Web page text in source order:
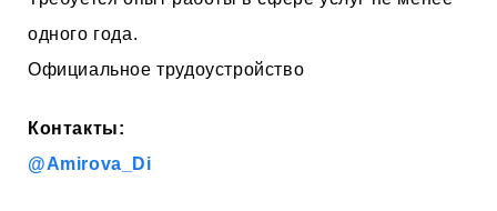
одного года.
Официальное трудоустройство
Контакты:
@Amirova_Di